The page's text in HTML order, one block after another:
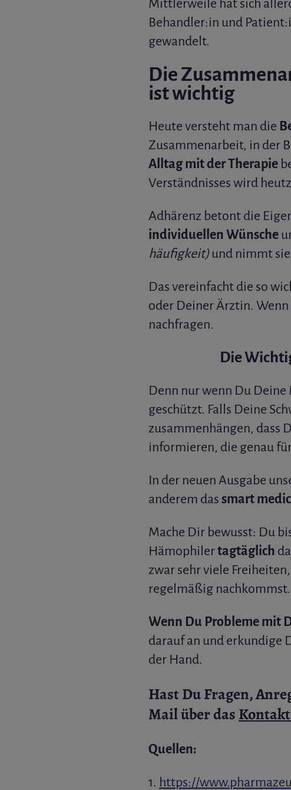
Mittlerweile hat sich
Behandler:in und
gewandelt.
Die
ist wichtig
Heute versteht man die
Zusammenarbeit, in der
Alltag mit der Therapie
Verständnisses wird
Adhärenz betont die
individuellen Wünsche
häufigkeit) und nimmt
Das vereinfacht die so
oder Deiner Ärztin.
nachfragen.
Die
Denn nur wenn Du
geschützt. Falls Deine
zusammenhängen, dass
informieren, die genau
In der neuen Ausgabe
anderem das smart
Mache Dir bewusst: Du
Hämophilertagtäglich
zwar sehr viele
regelmäßig nachkommst.
Wenn Du Probleme mit
darauf an und erkundige
der Hand.
Hast Du Fragen,
Mail über das
Quellen:
1. https://